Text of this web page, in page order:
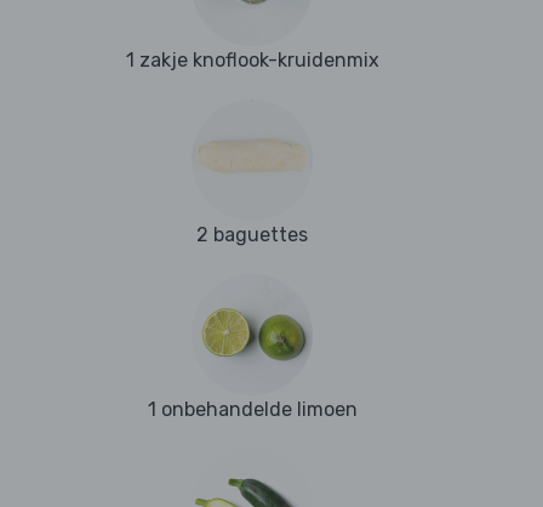
1 zakje knoflook-kruidenmix
2 baguettes
1 onbehandelde limoen